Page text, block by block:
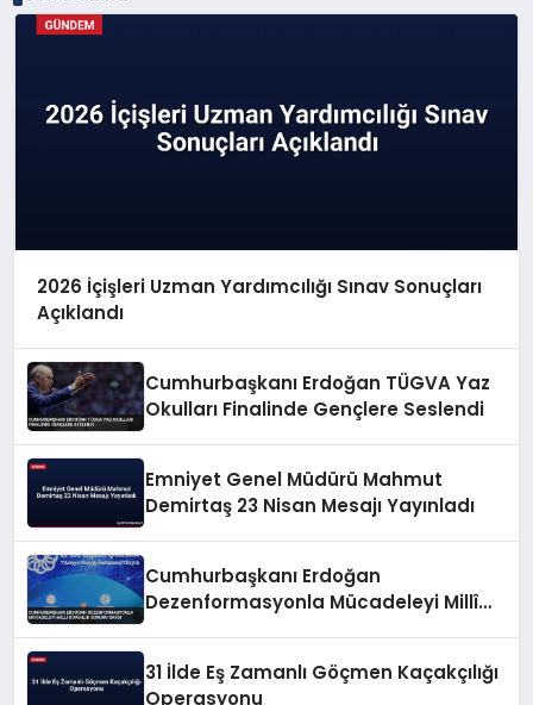
2026 İçişleri Uzman Yardımcılığı Sınav Sonuçları
Açıklandı
Cumhurbaşkanı Erdoğan TÜGVA Yaz
Okulları Finalinde Gençlere Seslendi
Emniyet Genel Müdürü Mahmut
Demirtaş 23 Nisan Mesajı Yayınladı
Cumhurbaşkanı Erdoğan
Dezenformasyonla Mücadeleyi Millî
31 İlde Eş Zamanlı Göçmen Kaçakçılığı
Operasyonu